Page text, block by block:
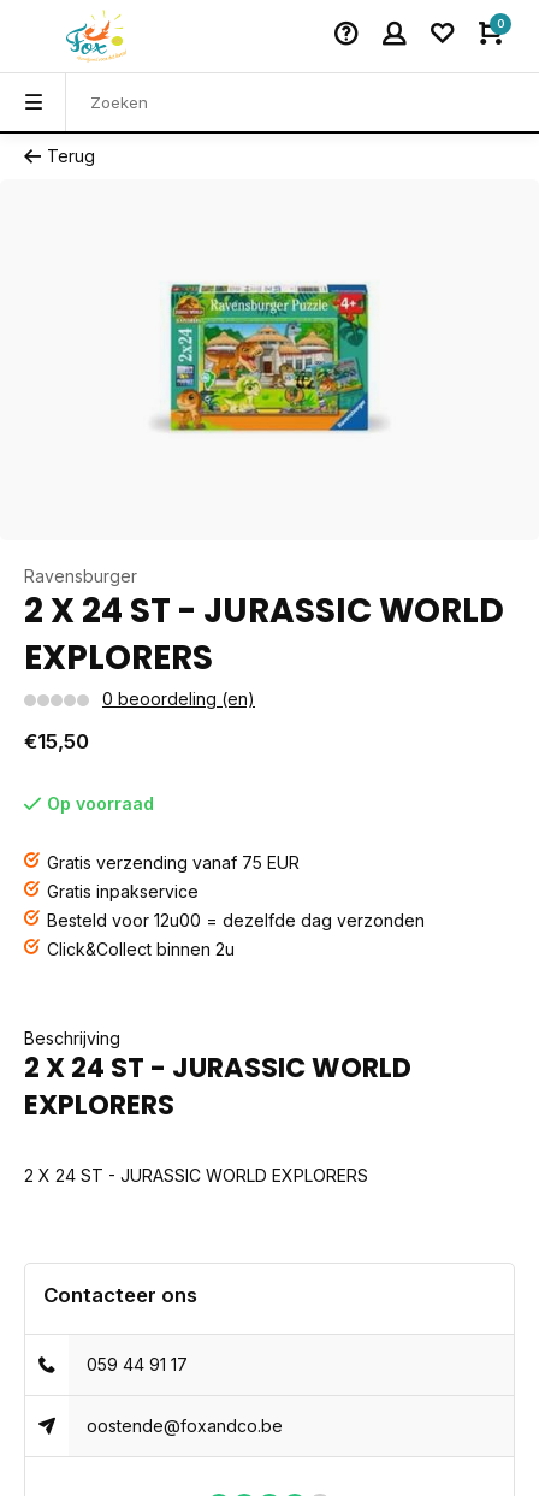
0
Terug
Ravensburger
2 X 24 ST - JURASSIC WORLD
EXPLORERS
0 beoordeling (en)
€15,50
Op voorraad
Gratis verzending vanaf 75 EUR
Gratis inpakservice
Besteld voor 12u00 = dezelfde dag verzonden
Click&Collect binnen 2u
Beschrijving
2 X 24 ST - JURASSIC WORLD
EXPLORERS
2 X 24 ST - JURASSIC WORLD EXPLORERS
Contacteer ons
059 44 91 17
oostende@foxandco.be